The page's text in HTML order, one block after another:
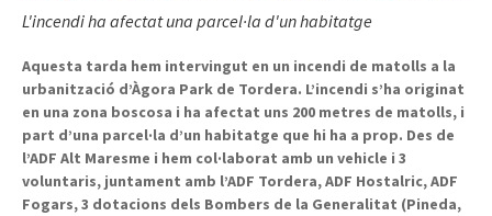
L'incendi ha afectat una parcel·la d'un habitatge
Aquesta tarda hem intervingut en un incendi de matolls a la
urbanització d’Àgora Park de Tordera. L’incendi s’ha originat
en una zona boscosa i ha afectat uns 200 metres de matolls, i
part d’una parcel·la d’un habitatge que hi ha a prop. Des de
l’ADF Alt Maresme i hem col·laborat amb un vehicle i 3
voluntaris, juntament amb l’ADF Tordera, ADF Hostalric, ADF
Fogars, 3 dotacions dels Bombers de la Generalitat (Pineda,